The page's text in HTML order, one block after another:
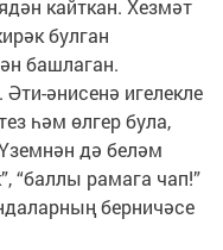
кайткан. Хезмәт
булган
башлаган.
әнисенә игелекле
һәм өлгер була,
дә беләм
“баллы рамага чап!”
берничәсе